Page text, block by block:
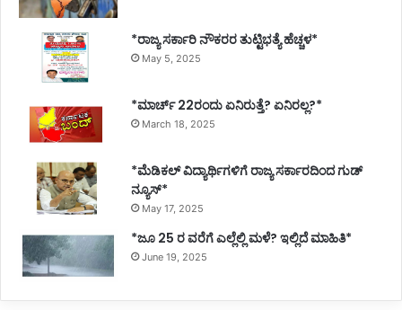
*ರಾಜ್ಯ ಸರ್ಕಾರಿ ನೌಕರರ ತುಟ್ಟಿಭತ್ಯೆ ಹೆಚ್ಚಳ*
May 5, 2025
*ಮಾರ್ಚ್ 22ರಂದು ಏನಿರುತ್ತೆ? ಏನಿರಲ್ಲ?*
March 18, 2025
*ಮೆಡಿಕಲ್ ವಿದ್ಯಾರ್ಥಿಗಳಿಗೆ ರಾಜ್ಯ ಸರ್ಕಾರದಿಂದ ಗುಡ್
ನ್ಯೂಸ್*
May 17, 2025
*ಜೂ 25 ರ ವರೆಗೆ ಎಲ್ಲೆಲ್ಲಿ ಮಳೆ? ಇಲ್ಲಿದೆ ಮಾಹಿತಿ*
June 19, 2025